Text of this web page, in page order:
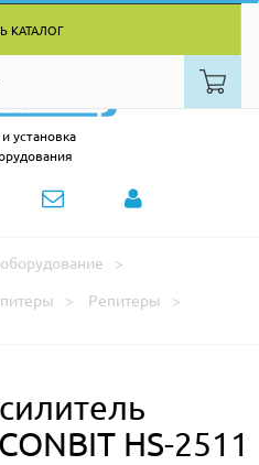
КАТАЛОГ
установка
Репитеры
HS-2511